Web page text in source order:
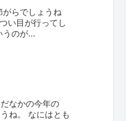
がらでしょうね
い目が行ってし
うのが...
なかの今年の
ね。 なにはとも